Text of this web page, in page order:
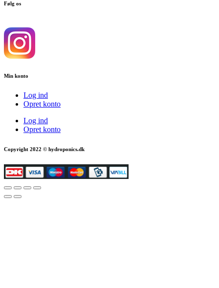
Følg os
Min konto
Log ind
Opret konto
Log ind
Opret konto
Copyright 2022 © hydroponics.dk